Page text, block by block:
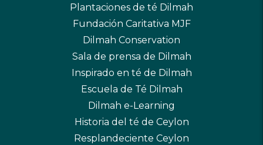
Plantaciones de té Dilmah
Fundación Caritativa MJF
Dilmah Conservation
Sala de prensa de Dilmah
Inspirado en té de Dilmah
Escuela de Té Dilmah
Dilmah e-Learning
Historia del té de Ceylon
Resplandeciente Ceylon